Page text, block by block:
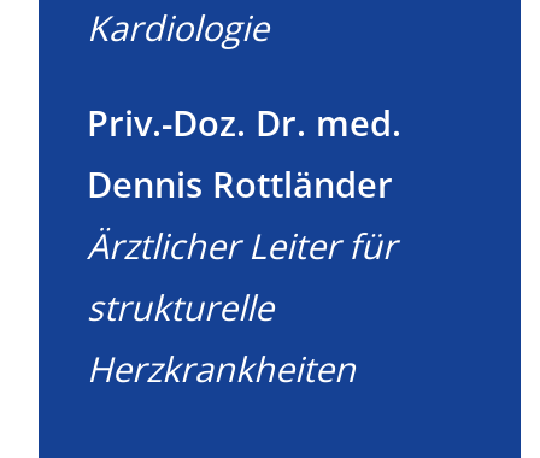
Kardiologie
Priv.-Doz. Dr. med.
Dennis Rottländer
Ärztlicher Leiter für
strukturelle
Herzkrankheiten